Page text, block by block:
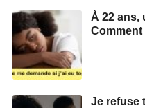
À 22 ans,
Comment
Je refuse